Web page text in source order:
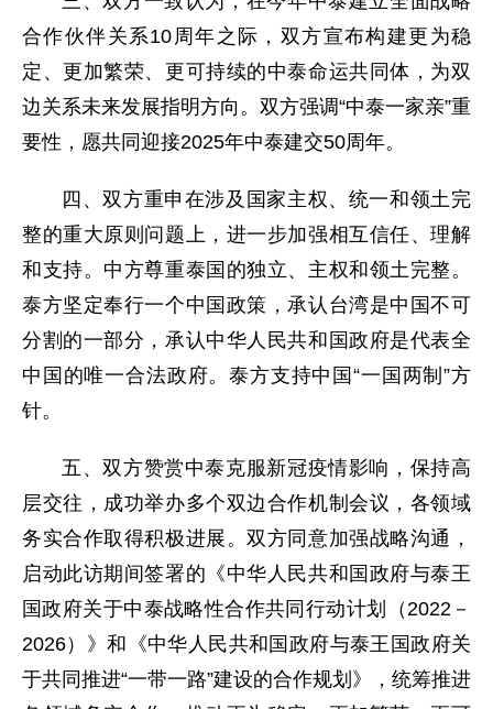
合作伙伴关系10周年之际，双方宣布构建更为稳
定、更加繁荣、更可持续的中泰命运共同体，为双
边关系未来发展指明方向。双方强调“中泰一家亲”重
要性，愿共同迎接2025年中泰建交50周年。
四、双方重申在涉及国家主权、统一和领土完
整的重大原则问题上，进一步加强相互信任、理解
和支持。中方尊重泰国的独立、主权和领土完整。
泰方坚定奉行一个中国政策，承认台湾是中国不可
分割的一部分，承认中华人民共和国政府是代表全
中国的唯一合法政府。泰方支持中国“一国两制”方
针。
五、双方赞赏中泰克服新冠疫情影响，保持高
层交往，成功举办多个双边合作机制会议，各领域
务实合作取得积极进展。双方同意加强战略沟通，
启动此访期间签署的《中华人民共和国政府与泰王
国政府关于中泰战略性合作共同行动计划（2022－
2026）》和《中华人民共和国政府与泰王国政府关
于共同推进“一带一路”建设的合作规划》，统筹推进